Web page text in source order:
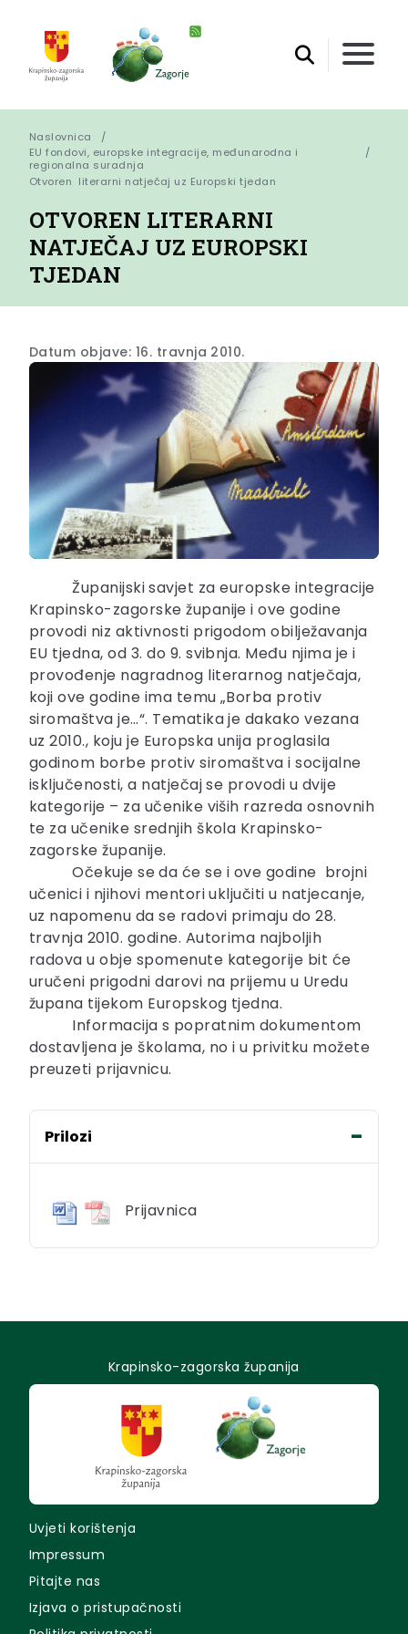
Naslovnica
EU fondovi, europske integracije, međunarodna i
regionalna suradnja
Otvoren  literarni natječaj uz Europski tjedan
OTVOREN LITERARNI
NATJEČAJ UZ EUROPSKI
TJEDAN
Datum objave: 16. travnja 2010.
Županijski savjet za europske integracije
Krapinsko-zagorske županije i ove godine
provodi niz aktivnosti prigodom obilježavanja
EU tjedna, od 3. do 9. svibnja. Među njima je i
provođenje nagradnog literarnog natječaja,
koji ove godine ima temu „Borba protiv
siromaštva je…“. Tematika je dakako vezana
uz 2010., koju je Europska unija proglasila
godinom borbe protiv siromaštva i socijalne
isključenosti, a natječaj se provodi u dvije
kategorije – za učenike viših razreda osnovnih
te za učenike srednjih škola Krapinsko-
zagorske županije.
Očekuje se da će se i ove godine brojni
učenici i njihovi mentori uključiti u natjecanje,
uz napomenu da se radovi primaju do 28.
travnja 2010. godine. Autorima najboljih
radova u obje spomenute kategorije bit će
uručeni prigodni darovi na prijemu u Uredu
župana tijekom Europskog tjedna.
Informacija s popratnim dokumentom
dostavljena je školama, no i u privitku možete
preuzeti prijavnicu.
Prilozi
Prijavnica
Krapinsko-zagorska županija
Uvjeti korištenja
Impressum
Pitajte nas
Izjava o pristupačnosti